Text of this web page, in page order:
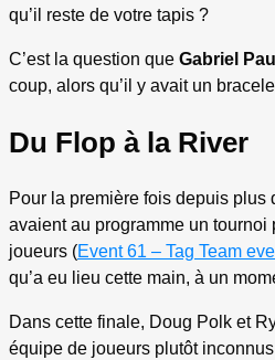
qu’il reste de votre tapis ?
C’est la question que Gabriel Paul
coup, alors qu’il y avait un
Du Flop à la River
Pour la première fois depuis plus
avaient au programme un tournoi
joueurs (Event 61 – Tag Team
qu’a eu lieu cette main, à un
Dans cette finale, Doug Polk et
équipe de joueurs plutôt